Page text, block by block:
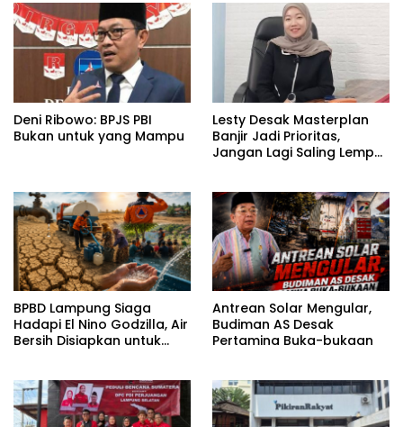
Deni Ribowo: BPJS PBI
Bukan untuk yang Mampu
Lesty Desak Masterplan
Banjir Jadi Prioritas,
Jangan Lagi Saling Lempar
BPBD Lampung Siaga
Hadapi El Nino Godzilla, Air
Bersih Disiapkan untuk
Antrean Solar Mengular,
Budiman AS Desak
Pertamina Buka-bukaan